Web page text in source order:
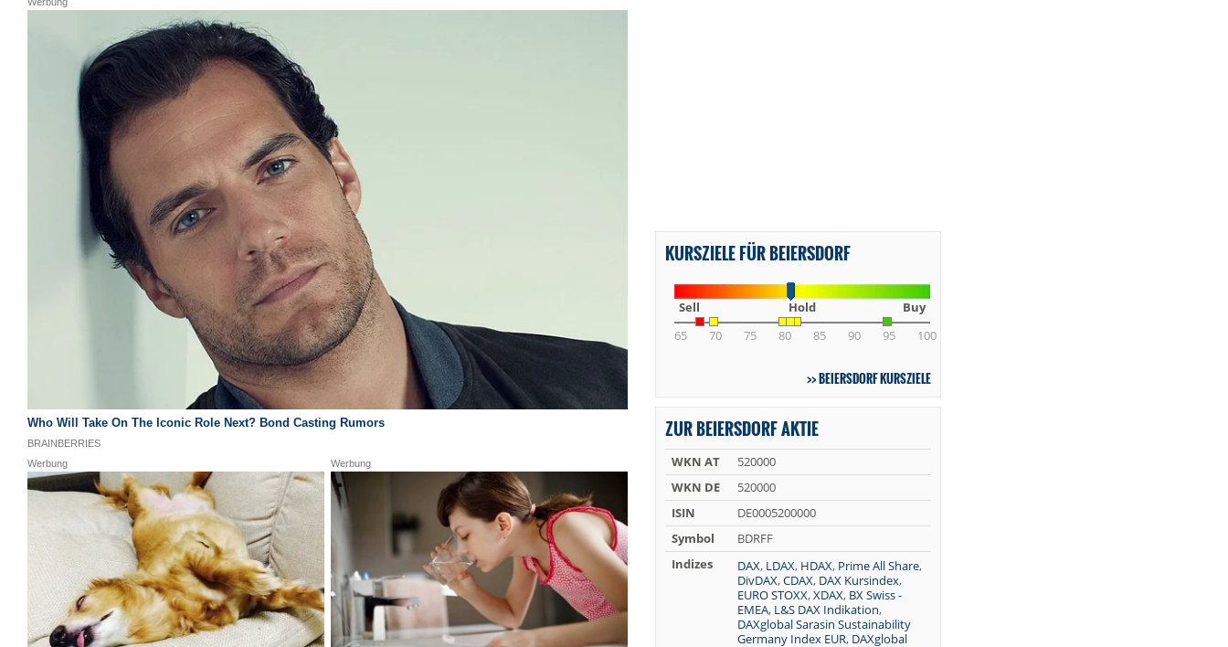
KURSZIELE FÜR BEIERSDORF
Sell Hold
Buy
65
70 75 80 85 90 95 100
BEIERSDORF KURSZIELE
ZUR BEIERSDORF AKTIE
WKN AT
520000
WKN DE
520000
ISIN
DE0005200000
Symbol
BDRFF
Indizes
DAX, LDAX, HDAX, Prime All Share,
DivDAX,CDAX, DAX Kursindex,
EURO STOXX,XDAX, BX Swiss -
EMEA, L&S DAX Indikation,
DAXglobal Sarasin Sustainability
Germany Index EUR, DAXglobal